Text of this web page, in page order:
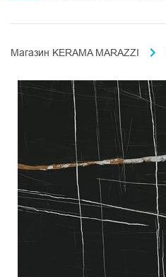
Магазин KERAMA MARAZZI